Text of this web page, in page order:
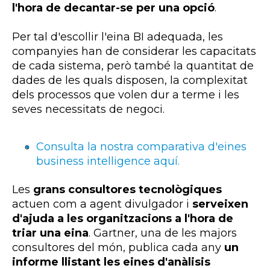
l'hora de decantar-se per una opció.
Per tal d'escollir l'eina BI adequada, les
companyies han de considerar les capacitats
de cada sistema, però també la quantitat de
dades de les quals disposen, la complexitat
dels processos que volen dur a terme i les
seves necessitats de negoci.
Consulta la nostra comparativa d'eines
business intelligence aquí.
Les grans consultores tecnològiques
actuen com a agent divulgador i serveixen
d'ajuda a les organitzacions a l'hora de
triar una eina. Gartner, una de les majors
consultores del món, publica cada any un
informe llistant les eines d'anàlisis